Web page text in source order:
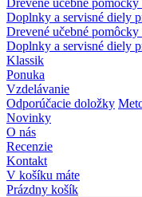
Doplnky a servisné diely
Drevené učebné pomôcky
Doplnky a servisné diely
Klassik
Ponuka
Vzdelávanie
Odporúčacie doložky
Novinky
O nás
Recenzie
Kontakt
V košíku máte
Prázdny košík